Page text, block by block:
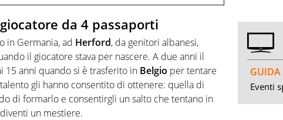
da 4 passaporti
in Germania, ad Herford, da genitori albanesi,
il giocatore stava per nascere. A due anni il
15 anni quando si è trasferito in Belgio per tentare
gli hanno consentito di ottenere: quella di
di formarlo e consentirgli un salto che tentano in
un mestiere.
GUIDA
Eventi